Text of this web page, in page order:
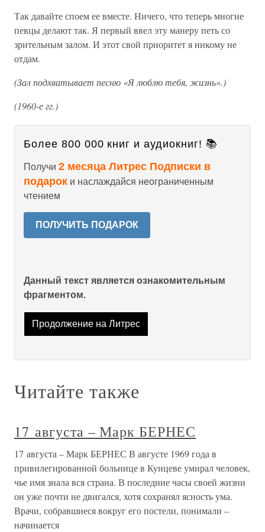
Так давайте споем ее вместе. Ничего, что теперь многие
певцы делают так. Я первый ввел эту манеру петь со
зрительным залом. И этот свой приоритет я никому не
отдам.
(Зал подхватывает песню «Я люблю тебя, жизнь».)
(1960-е гг.)
Более 800 000 книг и аудиокниг! 📚
Получи 2 месяца Литрес Подписки в
подарок и наслаждайся неограниченным
чтением
ПОЛУЧИТЬ ПОДАРОК
Данный текст является ознакомительным
фрагментом.
Продолжение на Литрес
Читайте также
17 августа – Марк БЕРНЕС
17 августа – Марк БЕРНЕС В августе 1969 года в
привилегированной больнице в Кунцеве умирал человек,
чье имя знала вся страна. В последние часы своей жизни
он уже почти не двигался, хотя сохранял ясность ума.
Врачи, собравшиеся вокруг его постели, понимали –
начинается